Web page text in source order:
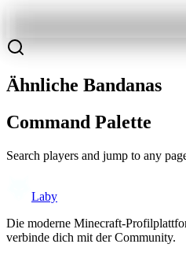
Ähnliche Bandanas
Command Palette
Search players and jump to any
Laby
Die moderne Minecraft-
verbinde dich mit der Community.